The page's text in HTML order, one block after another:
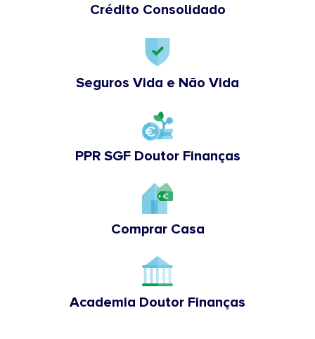
Crédito Consolidado
Seguros Vida e Não Vida
PPR SGF Doutor Finanças
Comprar Casa
Academia Doutor Finanças